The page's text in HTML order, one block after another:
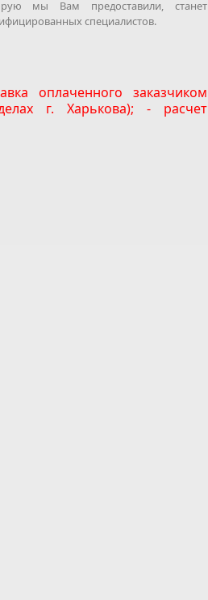
мы Вам предоставили, станет
специалистов.
оплаченного заказчиком
г. Харькова); - расчет